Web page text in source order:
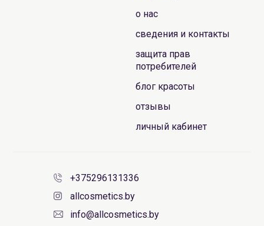
о нас
сведения и контакты
защита прав
потребителей
блог красоты
отзывы
личный кабинет
+375296131336
allcosmetics.by
info@allcosmetics.by